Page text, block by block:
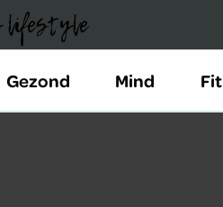
lifestyle
Gezond Mind Fit